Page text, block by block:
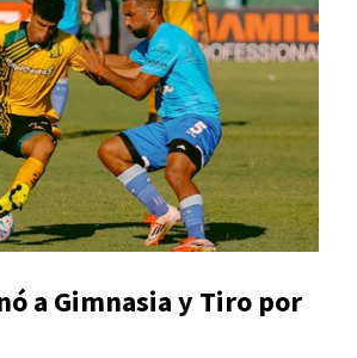
a Gimnasia y Tiro por